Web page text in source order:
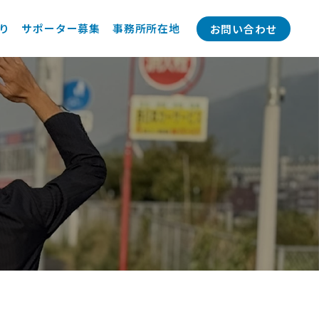
サポーター募集 事務所所在地 お問い合わせ